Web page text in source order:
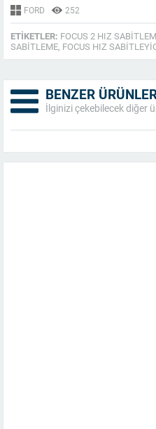
FORD 252
ETIKETLER: FOCUS 2 HIZ
SABITLEME, FOCUS HIZ
BENZER
İlginizi çekebilecek diğer